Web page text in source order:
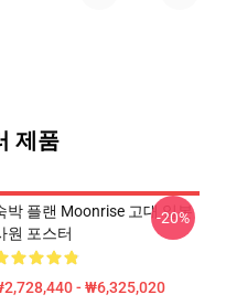
제품
박 플랜 Moonrise 고대 일본
원 포스터
- ₩6,325,020
-20%